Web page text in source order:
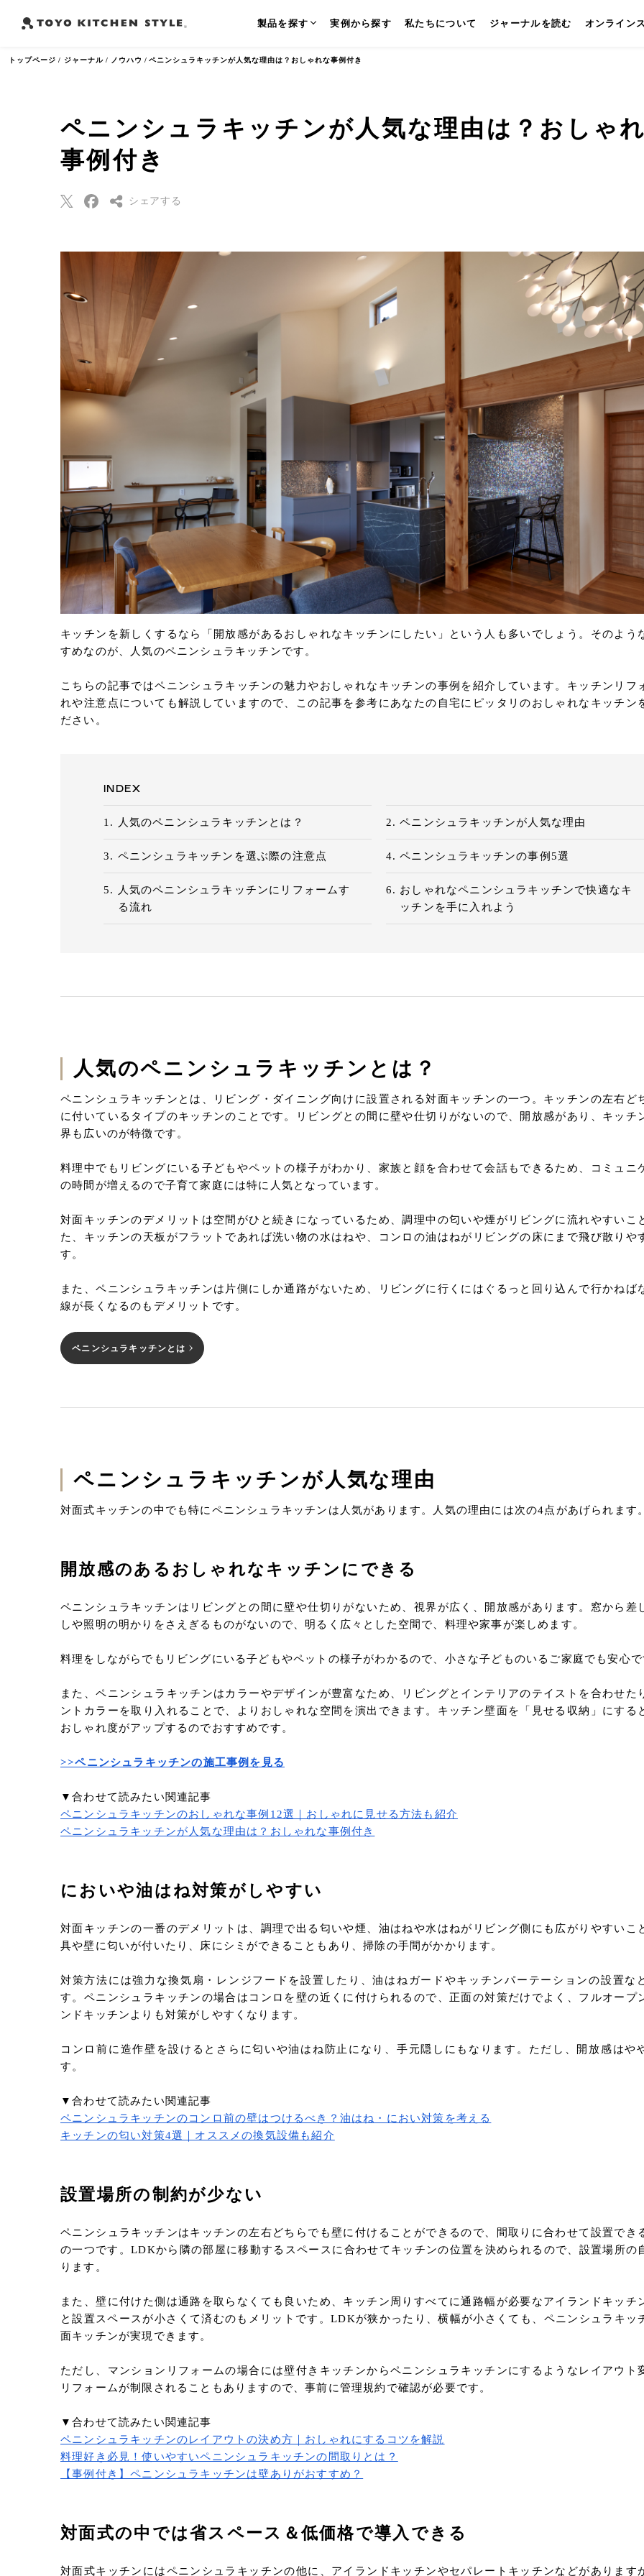
よく検索されるワード
オープンキッチン
製品を探す 実例から探す 私たちについて ジャーナルを読む オンライン
トップページ ジャーナル ノウハウ ペニンシュラキッチンが人気な理由は？おしゃれな事例付き
ペニンシュラキッチンが人気な理由は？おしゃ
事例付き
シェアする
Pinterest
はてなブックマー
Eメールで送信
URLをコピー
キッチンを新しくするなら「開放感があるおしゃれなキッチンにしたい」という人も多いでしょう。そのよう
すめなのが、人気のペニンシュラキッチンです。
こちらの記事ではペニンシュラキッチンの魅力やおしゃれなキッチンの事例を紹介しています。キッチンリフ
れや注意点についても解説していますので、この記事を参考にあなたの自宅にピッタリのおしゃれなキッチン
ださい。
INDEX
人気のペニンシュラキッチンとは？ ペニンシュラキッチンが人気な理由
ペニンシュラキッチンを選ぶ際の注意点 ペニンシュラキッチンの事例5選
人気のペニンシュラキッチンにリフォームす
る流れ
おしゃれなペニンシュラキッチンで快適なキ
ッチンを手に入れよう
人気のペニンシュラキッチンとは？
ペニンシュラキッチンとは、リビング・ダイニング向けに設置される対面キッチンの一つ。キッチンの左右ど
に付いているタイプのキッチンのことです。リビングとの間に壁や仕切りがないので、開放感があり、キッチ
界も広いのが特徴です。
料理中でもリビングにいる子どもやペットの様子がわかり、家族と顔を合わせて会話もできるため、コミュニ
の時間が増えるので子育て家庭には特に人気となっています。
対面キッチンのデメリットは空間がひと続きになっているため、調理中の匂いや煙がリビングに流れやすいこ
た、キッチンの天板がフラットであれば洗い物の水はねや、コンロの油はねがリビングの床にまで飛び散りや
す。
また、ペニンシュラキッチンは片側にしか通路がないため、リビングに行くにはぐるっと回り込んで行かねば
線が長くなるのもデメリットです。
ペニンシュラキッチンとは
ペニンシュラキッチンが人気な理由
対面式キッチンの中でも特にペニンシュラキッチンは人気があります。人気の理由には次の4点があげられます。
開放感のあるおしゃれなキッチンにできる
ペニンシュラキッチンはリビングとの間に壁や仕切りがないため、視界が広く、開放感があります。窓から差
しや照明の明かりをさえぎるものがないので、明るく広々とした空間で、料理や家事が楽しめます。
料理をしながらでもリビングにいる子どもやペットの様子がわかるので、小さな子どものいるご家庭でも安心で
また、ペニンシュラキッチンはカラーやデザインが豊富なため、リビングとインテリアのテイストを合わせた
ントカラーを取り入れることで、よりおしゃれな空間を演出できます。キッチン壁面を「見せる収納」にする
おしゃれ度がアップするのでおすすめです。
>>ペニンシュラキッチンの施工事例を見る
▼合わせて読みたい関連記事
ペニンシュラキッチンのおしゃれな事例12選｜おしゃれに見せる方法も紹介
ペニンシュラキッチンが人気な理由は？おしゃれな事例付き
においや油はね対策がしやすい
対面キッチンの一番のデメリットは、調理で出る匂いや煙、油はねや水はねがリビング側にも広がりやすいこ
具や壁に匂いが付いたり、床にシミができることもあり、掃除の手間がかかります。
対策方法には強力な換気扇・レンジフードを設置したり、油はねガードやキッチンパーテーションの設置な
す。ペニンシュラキッチンの場合はコンロを壁の近くに付けられるので、正面の対策だけでよく、フルオープ
ンドキッチンよりも対策がしやすくなります。
コンロ前に造作壁を設けるとさらに匂いや油はね防止になり、手元隠しにもなります。ただし、開放感はや
す。
▼合わせて読みたい関連記事
ペニンシュラキッチンのコンロ前の壁はつけるべき？油はね・におい対策を考える
キッチンの匂い対策4選｜オススメの換気設備も紹介
設置場所の制約が少ない
ペニンシュラキッチンはキッチンの左右どちらでも壁に付けることができるので、間取りに合わせて設置でき
の一つです。LDKから隣の部屋に移動するスペースに合わせてキッチンの位置を決められるので、設置場所の
ります。
また、壁に付けた側は通路を取らなくても良いため、キッチン周りすべてに通路幅が必要なアイランドキッチ
と設置スペースが小さくて済むのもメリットです。LDKが狭かったり、横幅が小さくても、ペニンシュラキッ
面キッチンが実現できます。
ただし、マンションリフォームの場合には壁付きキッチンからペニンシュラキッチンにするようなレイアウト
リフォームが制限されることもありますので、事前に管理規約で確認が必要です。
▼合わせて読みたい関連記事
ペニンシュラキッチンのレイアウトの決め方｜おしゃれにするコツを解説
料理好き必見！使いやすいペニンシュラキッチンの間取りとは？
【事例付き】ペニンシュラキッチンは壁ありがおすすめ？
対面式の中では省スペース＆低価格で導入できる
対面式キッチンにはペニンシュラキッチンの他に、アイランドキッチンやセパレートキッチンなどがあります